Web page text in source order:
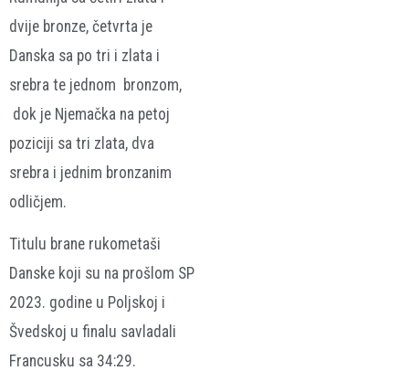
dvije bronze, četvrta je
Danska sa po tri i zlata i
srebra te jednom bronzom,
dok je Njemačka na petoj
poziciji sa tri zlata, dva
srebra i jednim bronzanim
odličjem.
Titulu brane rukometaši
Danske koji su na prošlom SP
2023. godine u Poljskoj i
Švedskoj u finalu savladali
Francusku sa 34:29.